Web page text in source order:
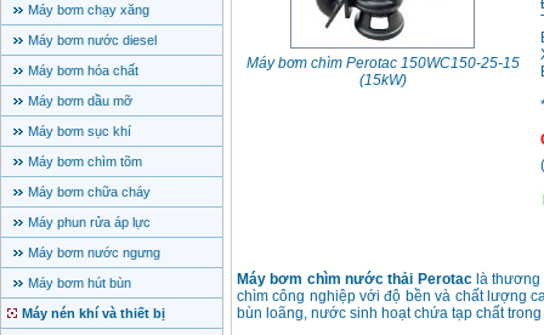
Máy bơm chạy xăng
Máy bơm nước diesel
Máy bơm hóa chất
Máy bơm dầu mỡ
Máy bơm sục khí
Máy bơm chìm tõm
Máy bơm chữa cháy
Máy phun rửa áp lực
Máy bơm nước ngưng
Máy bơm hút bùn
Máy nén khí và thiết bị
Máy bơm chìm Perotac 150WC150-25-15
(15kW)
(
Máy bơm chìm nước thải Perotac là thương
chìm công nghiệp với độ bền và chất lượng
bùn loãng, nước sinh hoạt chứa tạp chất